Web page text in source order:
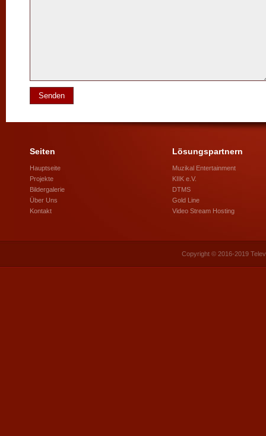
Seiten
Hauptseite
Projekte
Bildergalerie
Über Uns
Kontakt
Lösungspartnern
Muzikal Entertainment
KIIK e.V.
DTMS
Gold Line
Video Stream Hosting
Copyright © 2016-2019